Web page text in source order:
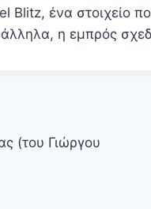
Blitz, ένα στοιχείο
η εμπρός
(του Γιώργου